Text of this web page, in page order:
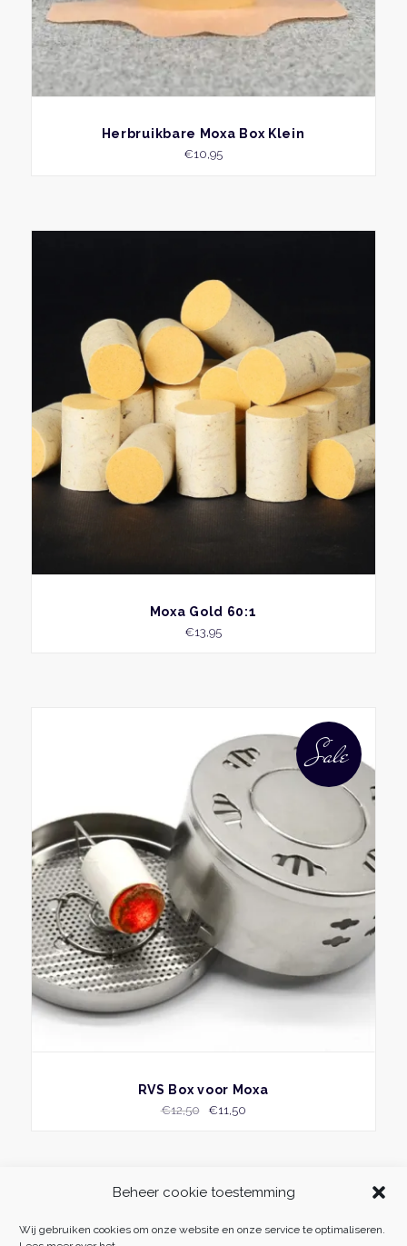
Beheer cookie toestemming
Wij gebruiken cookies om onze website en onze service te optimaliseren.
BEKIJK
Herbruikbare Moxa Box Klein
€10,95
Moxa Gold 60:1
€13,95
Sale
RVS Box voor Moxa
€12,50
Oorspronkelijke
€11,50Huidige